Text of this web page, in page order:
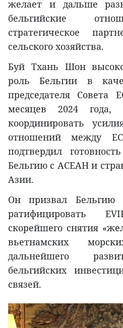
желает и дальше
бельгийские
стратегическое
сельского хозяйства.
Буй Тхань Шон
роль Бельгии в
председателя
месяцев 2024 года,
координировать
отношений между
подтвердил
Бельгию с АСЕАН и
Азии.
Он призвал Бельгию
ратифицировать
скорейшего снятия
вьетнамских
дальнейшего
бельгийских
связей.